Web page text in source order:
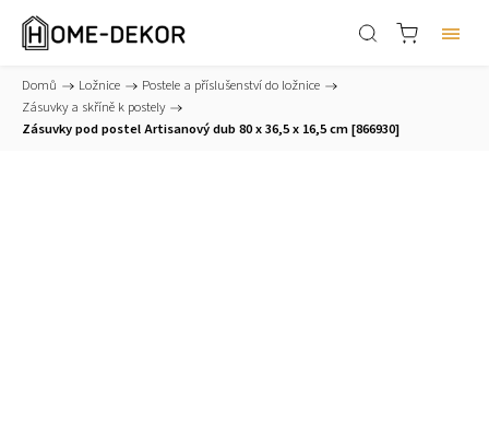
Domů / Ložnice / Postele a příslušenství do ložnice /
Zásuvky a skříně k postely /
Zásuvky pod postel Artisanový dub 80 x 36,5 x 16,5 cm [866930]